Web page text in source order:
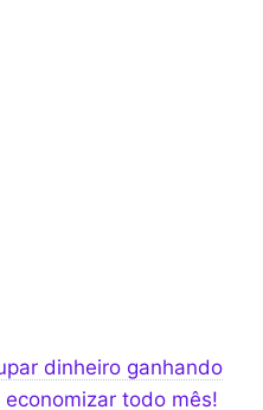
dinheiro ganhando
todo mês!